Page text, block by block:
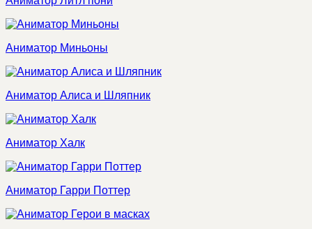
Аниматор Миньоны
Аниматор Алиса и Шляпник
Аниматор Халк
Аниматор Гарри Поттер